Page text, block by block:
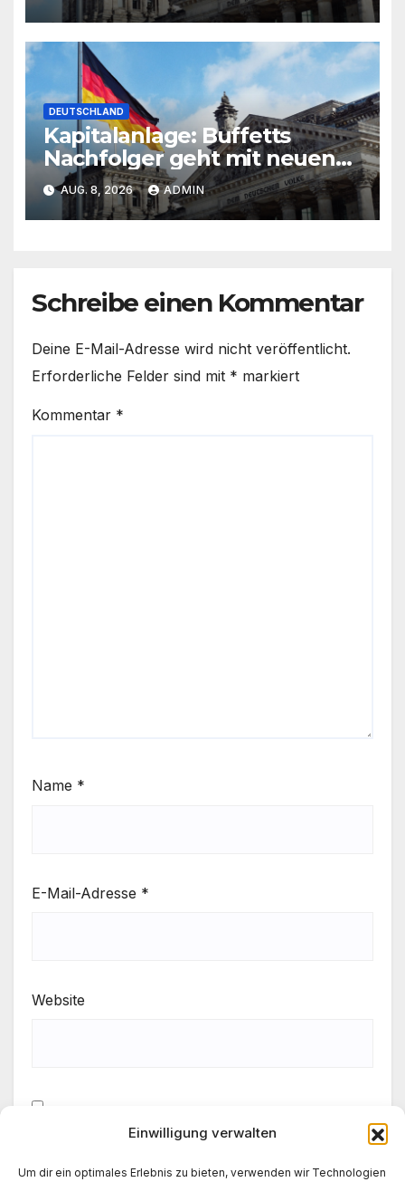
Einwilligung verwalten
Um dir ein optimales Erlebnis zu bieten, verwenden wir Technologien
DEUTSCHLAND
Kapitalanlage: Buffetts
Nachfolger geht mit neuen
Investments in die Offensive
AUG. 8, 2026 ADMIN
Schreibe einen Kommentar
Deine E-Mail-Adresse wird nicht veröffentlicht.
Erforderliche Felder sind mit * markiert
Kommentar *
Name *
E-Mail-Adresse *
Website
Meinen Namen, meine E-Mail-Adresse und meine